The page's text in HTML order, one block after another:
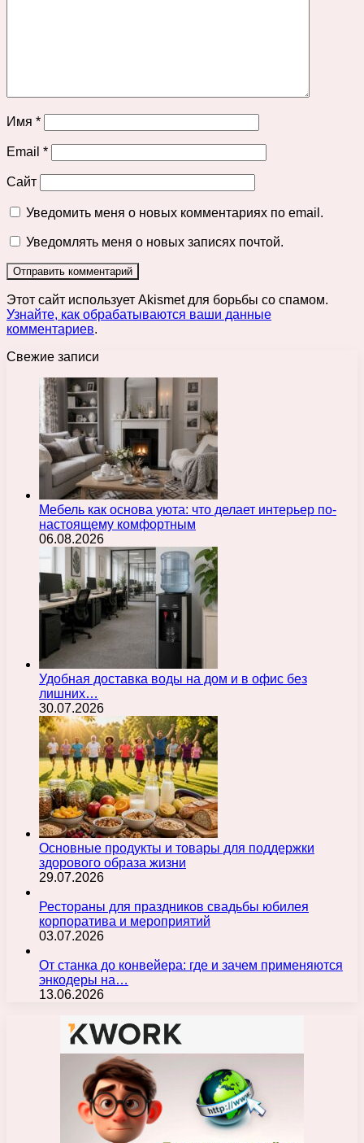
Имя *
Email *
Сайт
Уведомить меня о новых комментариях по email.
Уведомлять меня о новых записях почтой.
Этот сайт использует Akismet для борьбы со спамом.
Узнайте, как обрабатываются ваши данные
комментариев.
Свежие записи
Мебель как основа уюта: что делает интерьер по-
настоящему комфортным
06.08.2026
Удобная доставка воды на дом и в офис без
лишних…
30.07.2026
Основные продукты и товары для поддержки
здорового образа жизни
29.07.2026
Рестораны для праздников свадьбы юбилея
корпоратива и мероприятий
03.07.2026
От станка до конвейера: где и зачем применяются
энкодеры на…
13.06.2026